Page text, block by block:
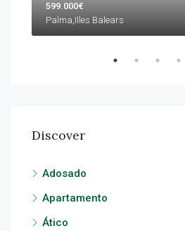
599.000€
Palma,Illes Balears
Discover
Adosado
Apartamento
Ático